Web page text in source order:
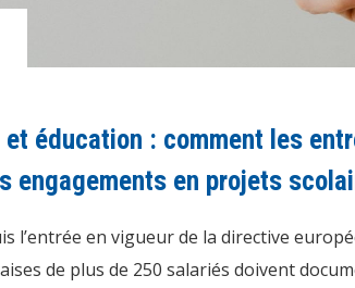
et éducation : comment les
engagements en projets
l’entrée en vigueur de la directive
de plus de 250 salariés doivent